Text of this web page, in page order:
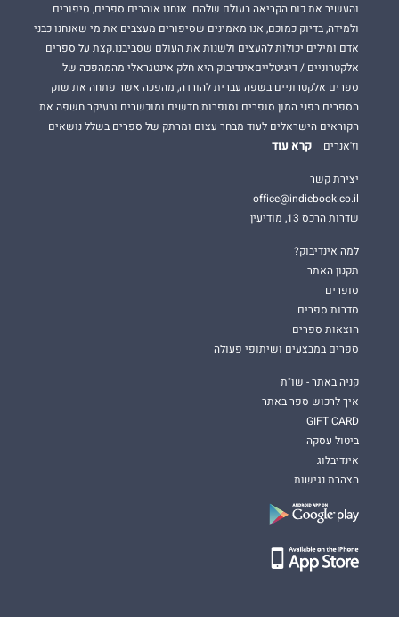
והעשיר את כוח הקריאה בעולם שלהם. אנחנו אוהבים ספרים, סיפורים
ולמידה, בדיוק כמוכם, אנו מאמינים שסיפורים מעצבים את מי שאנחנו כבני
אדם ומילים יכולות להעצים ולשנות את העולם שסביבנו.קצת על ספרים
אלקטרוניים / דיגיטלייםאינדיבוק היא חלק אינטגראלי מהמהפכה של
ספרים אלקטרוניים בשפה עברית להורדה, מהפכה אשר פתחה את שוק
הספרים בפני המון סופרים וסופרות חדשים ומוכשרים ובעיקר חשפה את
הקוראים הישראלים לעוד מבחר עצום ומרתק של ספרים בשלל נושאים
וז'אנרים.
קרא עוד
יצירת קשר
office@indiebook.co.il
שדרות הרכס 13, מודיעין
למה אינדיבוק?
תקנון האתר
סופרים
סדרות ספרים
הוצאות ספרים
ספרים במבצעים ושיתופי פעולה
קניה באתר - שו"ת
איך לרכוש ספר באתר
GIFT CARD
ביטול עסקה
אינדיבלוג
הצהרת נגישות